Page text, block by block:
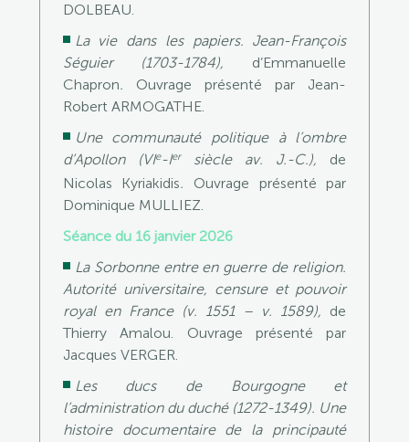
DOLBEAU.
La vie dans les papiers. Jean-François
Séguier (1703-1784), d’Emmanuelle
Chapron. Ouvrage présenté par Jean-
Robert ARMOGATHE.
Une communauté politique à l’ombre
d’Apollon (VIe-Iersiècle av. J.-C.), de
Nicolas Kyriakidis. Ouvrage présenté par
Dominique MULLIEZ.
Séance du 16 janvier 2026
La Sorbonne entre en guerre de religion.
Autorité universitaire, censure et pouvoir
royal en France (v. 1551 – v. 1589), de
Thierry Amalou.
Ouvrage présenté par
Jacques VERGER.
Les ducs de Bourgogne et
l’administration du duché (1272-1349). Une
histoire documentaire de la principauté